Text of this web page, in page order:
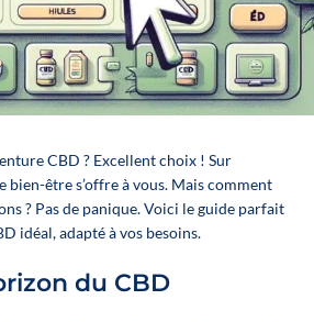
CBD ? Excellent choix ! Sur
bien-être s’offre à vous. Mais comment
? Pas de panique. Voici le guide parfait
idéal, adapté à vos besoins.
du CBD